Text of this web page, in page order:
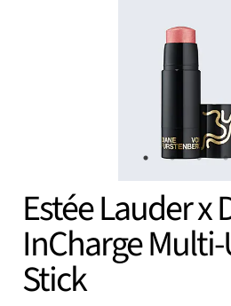
Estée Lauder x
InCharge
Stick